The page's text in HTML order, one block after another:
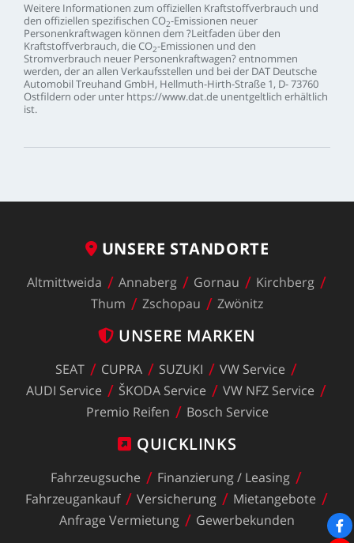
Weitere Informationen zum offiziellen Kraftstoffverbrauch und
den offiziellen spezifischen CO2-Emissionen neuer
Personenkraftwagen können dem ?Leitfaden überden
Kraftstoffverbrauch, dieCO2-Emissionen und den
Stromverbrauch neuer Personenkraftwagen? entnommen
werden, deran allen Verkaufsstellen und beider DAT Deutsche
AutomobilTreuhand GmbH, Hellmuth-Hirth-Straße 1, D-73760
Ostfildern oder unter https://www.dat.de unentgeltlich erhältlich
ist.
UNSERE STANDORTE
Altmittweida Annaberg Gornau
Kirchberg
Thum
Zschopau Zwönitz
UNSERE MARKEN
SEAT CUPRA SUZUKI VW Service
AUDI Service ŠKODA Service VW NFZ Service
Premio Reifen Bosch Service
QUICKLINKS
Fahrzeugsuche Finanzierung/ Leasing
Fahrzeugankauf
Versicherung
Mietangebote
Anfrage Vermietung Gewerbekunden